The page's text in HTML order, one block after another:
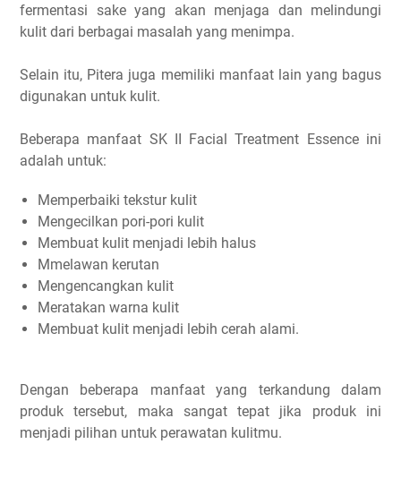
fermentasi sake yang akan menjaga dan melindungi
kulit dari berbagai masalah yang menimpa.
Selain itu, Pitera juga memiliki manfaat lain yang bagus
digunakan untuk kulit.
Beberapa manfaat SK II Facial Treatment Essence ini
adalah untuk:
Memperbaiki tekstur kulit
Mengecilkan pori-pori kulit
Membuat kulit menjadi lebih halus
Mmelawan kerutan
Mengencangkan kulit
Meratakan warna kulit
Membuat kulit menjadi lebih cerah alami.
Dengan beberapa manfaat yang terkandung dalam
produk tersebut, maka sangat tepat jika produk ini
menjadi pilihan untuk perawatan kulitmu.